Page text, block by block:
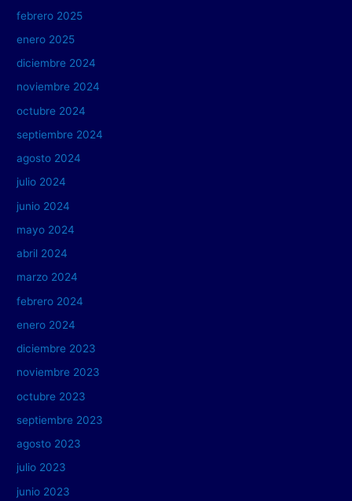
febrero 2025
enero 2025
diciembre 2024
noviembre 2024
octubre 2024
septiembre 2024
agosto 2024
julio 2024
junio 2024
mayo 2024
abril 2024
marzo 2024
febrero 2024
enero 2024
diciembre 2023
noviembre 2023
octubre 2023
septiembre 2023
agosto 2023
julio 2023
junio 2023